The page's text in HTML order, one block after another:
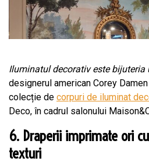
Iluminatul decorativ este bijuteria
designerul american Corey
colecție de corpuri de iluminat
Deco, în cadrul salonului
6. Draperii imprimate ori
texturi